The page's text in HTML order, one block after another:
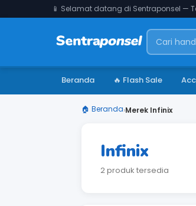
📱 Selamat datang di Sentraponsel —
Beranda 🔥 Flash Sale
🏠 Beranda›Merek Infinix
Infinix
2 produk tersedia